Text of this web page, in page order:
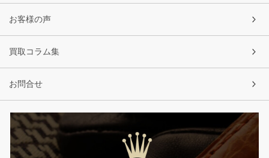
お客様の声
買取コラム集
お問合せ